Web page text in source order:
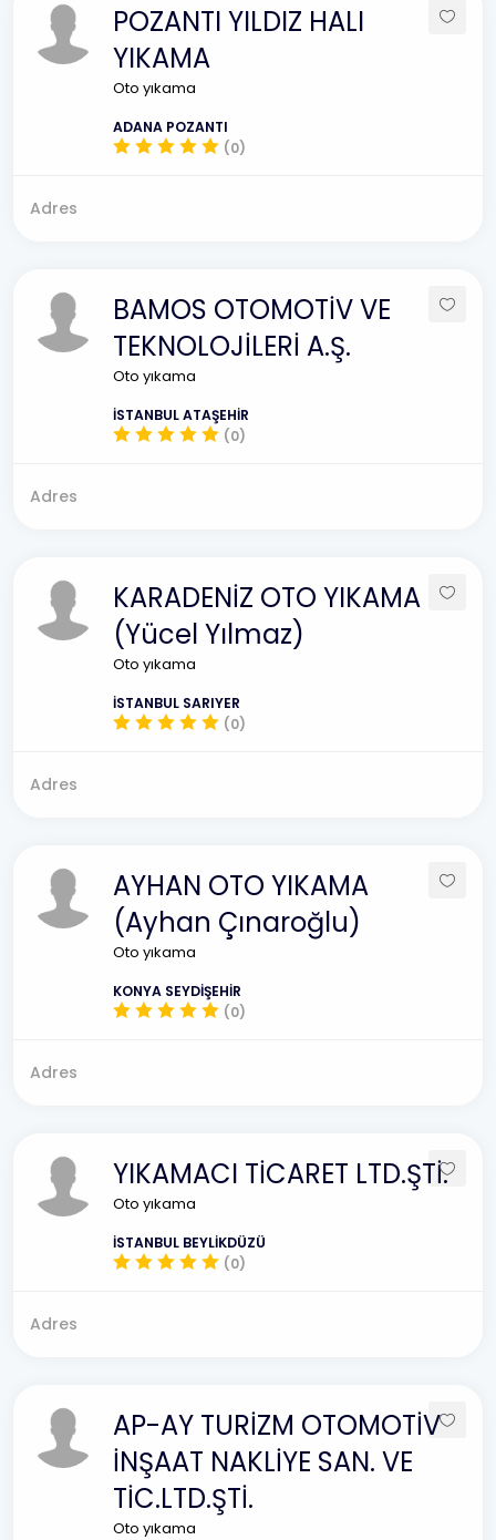
POZANTI YILDIZ HALI
YIKAMA
Oto yıkama
ADANA POZANTI
(0)
Adres
BAMOS OTOMOTİV VE
TEKNOLOJİLERİ A.Ş.
Oto yıkama
İSTANBUL ATAŞEHİR
(0)
Adres
KARADENİZ OTO YIKAMA
(Yücel Yılmaz)
Oto yıkama
İSTANBUL SARIYER
(0)
Adres
AYHAN OTO YIKAMA
(Ayhan Çınaroğlu)
Oto yıkama
KONYA SEYDİŞEHİR
(0)
Adres
YIKAMACI TİCARET LTD.ŞTİ.
Oto yıkama
İSTANBUL BEYLİKDÜZÜ
(0)
Adres
AP-AY TURİZM OTOMOTİV
İNŞAAT NAKLİYE SAN. VE
TİC.LTD.ŞTİ.
Oto yıkama